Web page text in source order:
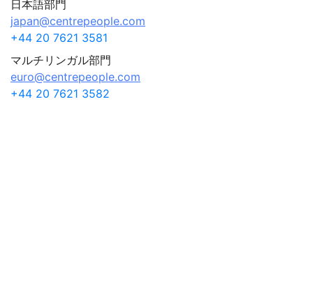
日本語部門
japan@centrepeople.com
+44 20 7621 3581
マルチリンガル部門
euro@centrepeople.com
+44 20 7621 3582